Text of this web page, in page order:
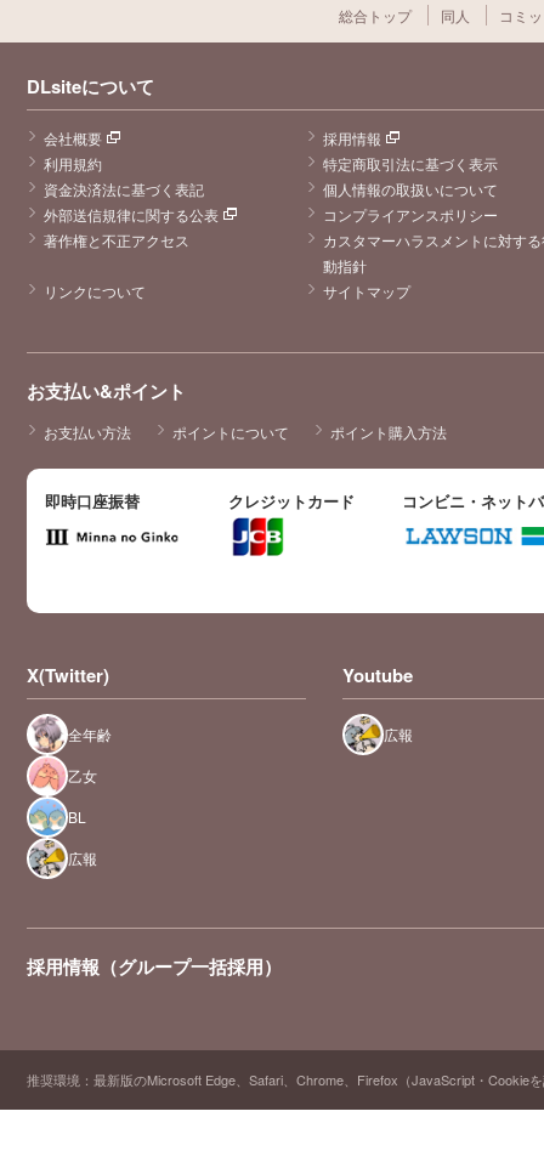
総合トップ 同人 コミ
DLsiteについて
会社概要
採用情報
利用規約
特定商取引法に基づく表示
資金決済法に基づく表記
個人情報の取扱いについて
外部送信規律に関する公表
コンプライアンスポリシー
著作権と不正アクセス
カスタマーハラスメントに対す
動指針
リンクについて
サイトマップ
お支払い&ポイント
お支払い方法 ポイントについて ポイント購入方法
即時口座振替 クレジットカード コンビニ・ネット
X(Twitter)
全年齢
乙女
BL
広報
Youtube
広報
採用情報（グループ一括採用）
推奨環境：最新版のMicrosoft Edge、Safari、Chrome、Firefox（JavaScript・Cookie